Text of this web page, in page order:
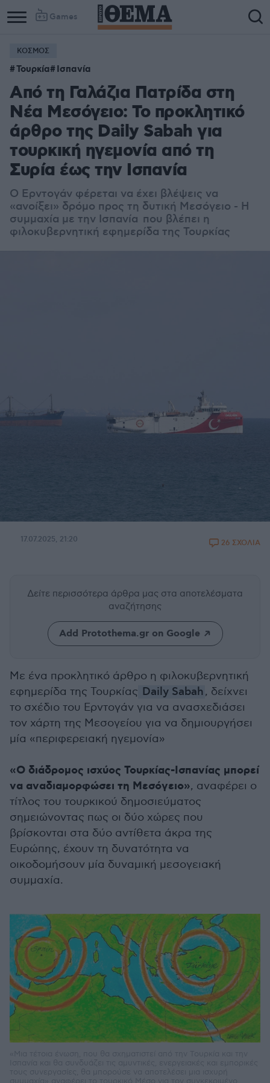
Games
ΚΟΣΜΟΣ
Τουρκία Ισπανία
Από τη Γαλάζια Πατρίδα στη
Νέα Μεσόγειο: Το προκλητικό
άρθρο της Daily Sabah για
τουρκική ηγεμονία από τη
Συρία έως την Ισπανία
Ο Ερντογάν φέρεται να έχει βλέψεις να
«ανοίξει» δρόμο προς τη δυτική Μεσόγειο - Η
συμμαχία με την Ισπανία που βλέπει η
φιλοκυβερνητική εφημερίδα της Τουρκίας
17.07.2025, 21:20 26 ΣΧΟΛΙΑ
Δείτε περισσότερα άρθρα μας στα αποτελέσματα
αναζήτησης
Add Protothema.gr on Google
Με ένα προκλητικό άρθρο η φιλοκυβερνητική
εφημερίδα της Τουρκίας Daily Sabah, δείχνει
το σχέδιο του Ερντογάν για να ανασχεδιάσει
τον χάρτη της Μεσογείου για να δημιουργήσει
μία «περιφερειακή ηγεμονία»
«Ο διάδρομος ισχύος Τουρκίας-Ισπανίας μπορεί
να αναδιαμορφώσει τη Μεσόγειο», αναφέρει ο
τίτλος του τουρκικού δημοσιεύματος
σημειώνοντας πως οι δύο χώρες που
βρίσκονται στα δύο αντίθετα άκρα της
Ευρώπης, έχουν τη δυνατότητα να
οικοδομήσουν μία δυναμική μεσογειακή
συμμαχία.